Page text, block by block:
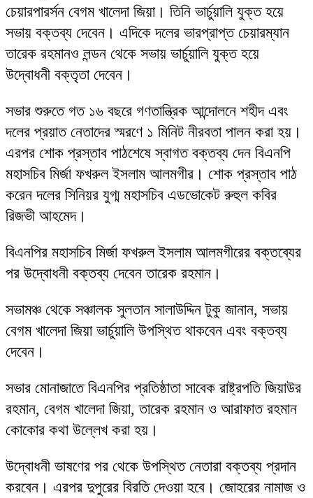
চেয়ারপারর্সন বেগম খালেদা জিয়া। তিনি ভার্চুয়ালি যুক্ত হয়ে
সভায় বক্তব্য দেবেন। এদিকে দলের ভারপ্রাপ্ত চেয়ারম্যান
তারেক রহমানও লন্ডন থেকে সভায় ভার্চুয়ালি যুক্ত হয়ে
উদ্বোধনী বক্তৃতা দেবেন।
সভার শুরুতে গত ১৬ বছরে গণতান্ত্রিক আন্দোলনে শহীদ এবং
দলের প্রয়াত নেতাদের স্মরণে ১ মিনিট নীরবতা পালন করা হয়।
এরপর শোক প্রস্তাব পাঠশেষে স্বাগত বক্তব্য দেন বিএনপি
মহাসচিব মির্জা ফখরুল ইসলাম আলমগীর। শোক প্রস্তাব পাঠ
করেন দলের সিনিয়র যুগ্ম মহাসচিব এডভোকেট রুহুল কবির
রিজভী আহমেদ।
বিএনপির মহাসচিব মির্জা ফখরুল ইসলাম আলমগীরের বক্তব্যের
পর উদ্বোধনী বক্তব্য দেবেন তারেক রহমান।
সভামঞ্চ থেকে সঞ্চালক সুলতান সালাউদ্দিন টুকু জানান, সভায়
বেগম খালেদা জিয়া ভার্চুয়ালি উপস্থিত থাকবেন এবং বক্তব্য
দেবেন।
সভার মোনাজাতে বিএনপির প্রতিষ্ঠাতা সাবেক রাষ্ট্রপতি জিয়াউর
রহমান, বেগম খালেদা জিয়া, তারেক রহমান ও আরাফাত রহমান
কোকোর কথা উল্লেখ করা হয়।
উদ্বোধনী ভাষণের পর থেকে উপস্থিত নেতারা বক্তব্য প্রদান
করবেন। এরপর দুপুরের বিরতি দেওয়া হবে। জোহরের নামাজ ও